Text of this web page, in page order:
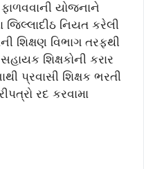
ફાળવવાની યોજનાને
નિયત કરેલી
શિક્ષણ વિભાગ તરફથી
શિક્ષકોની કરાર
પ્રવાસી શિક્ષક ભરતી
રદ કરવામા